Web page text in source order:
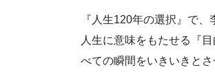
『人生120年の選択』で
人生に意味をもたせる『
べての瞬間をいきいきと